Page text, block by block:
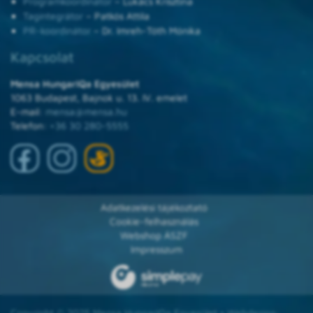
Tagintegrátor
– Patkós Attila
PR-koordinátor – Dr. Imreh-Tóth Mónika
Kapcsolat
Mensa HungarIQa Egyesület
1063 Budapest, Bajnok u. 13. IV. emelet
E-mail: mensa@mensa.hu
Telefon:
+36 30 280-5555
Adatkezelési tájékoztató
Cookie-felhasználás
Webshop ÁSZF
Impresszum